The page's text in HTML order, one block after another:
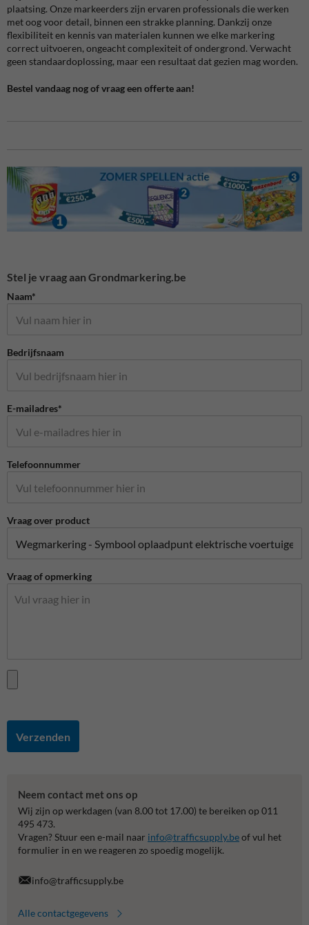
plaatsing. Onze markeerders zijn ervaren professionals die werken
met oog voor detail, binnen een strakke planning. Dankzij onze
flexibiliteit en kennis van materialen kunnen we elke markering
correct uitvoeren, ongeacht complexiteit of ondergrond. Verwacht
geen standaardoplossing, maar een resultaat dat gezien mag worden.
Bestel vandaag nog of vraag een offerte aan!
Stel je vraag aan Grondmarkering.be
Naam*
Bedrijfsnaam
E-mailadres*
Telefoonnummer
Vraag over product
Vraag of opmerking
Verzenden
Neem contact met ons op
Wij zijn op werkdagen (van 8.00 tot 17.00) te bereiken op 011
495 473.
Vragen? Stuur een e-mail naar info@trafficsupply.beof vul het
formulier in en we reageren zo spoedig mogelijk.
info@trafficsupply.be
Alle contactgegevens